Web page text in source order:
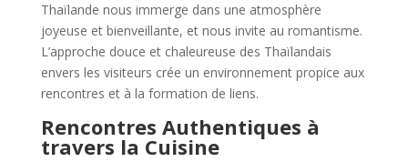
Thaïlande nous immerge dans une atmosphère
joyeuse et bienveillante, et nous invite au romantisme.
L’approche douce et chaleureuse des Thaïlandais
envers les visiteurs crée un environnement propice aux
rencontres et à la formation de liens.
Rencontres Authentiques à
travers la Cuisine